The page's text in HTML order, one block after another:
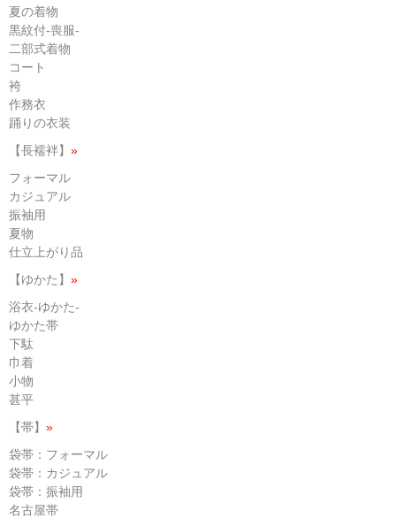
夏の着物
黒紋付-喪服-
二部式着物
コート
袴
作務衣
踊りの衣装
【長襦袢】 »
フォーマル
カジュアル
振袖用
夏物
仕立上がり品
【ゆかた】 »
浴衣-ゆかた-
ゆかた帯
下駄
巾着
小物
甚平
【帯】 »
袋帯：フォーマル
袋帯：カジュアル
袋帯：振袖用
名古屋帯